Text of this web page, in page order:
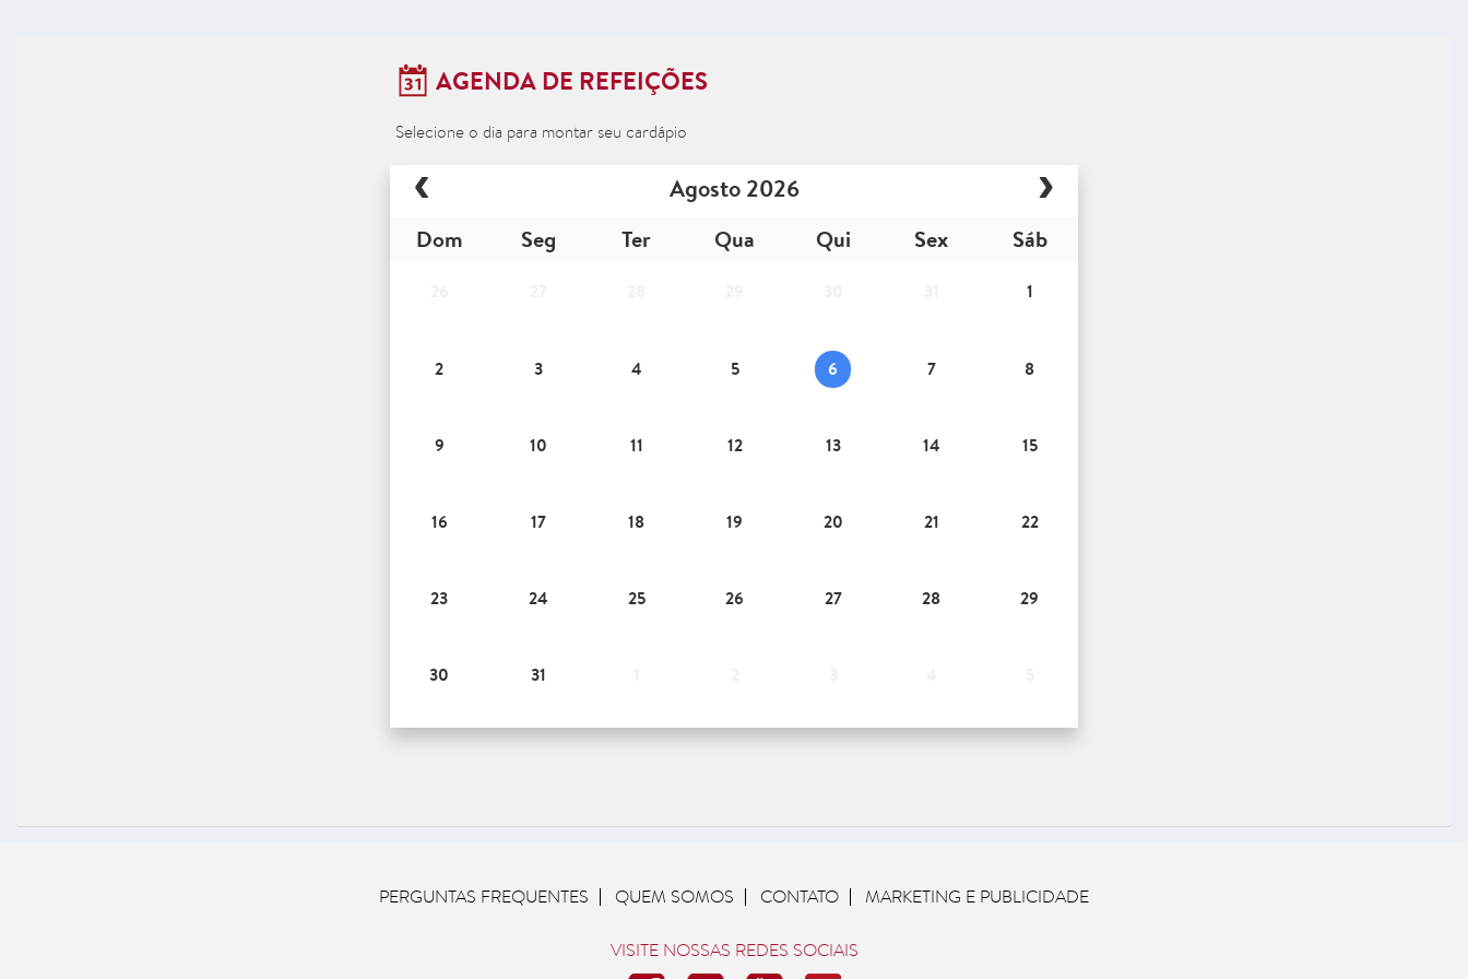
AGENDA DE REFEIÇÕES
Selecione o dia para montar seu cardápio
Agosto 2026
Dom Seg Ter Qua Qui Sex Sáb
1
2 3 4 5 6 7 8
9 10 11 12 13 14 15
16 17 18 19 20 21 22
23 24 25 26 27 28 29
30 31
PERGUNTAS FREQUENTES QUEM SOMOS CONTATO MARKETING E PUBLICIDADE
VISITE NOSSAS REDES SOCIAIS